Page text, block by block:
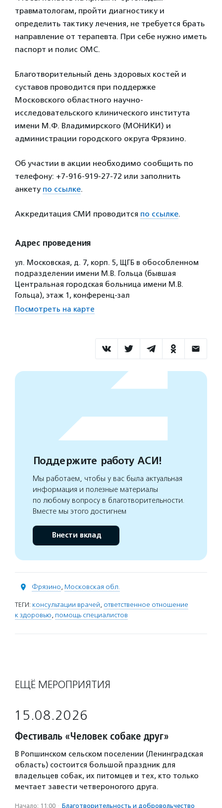
травматологам, пройти диагностику и
определить тактику лечения, не требуется брать
направление от терапевта. При себе нужно иметь
паспорт и полис ОМС.
Благотворительный день здоровых костей и
суставов проводится при поддержке
Московского областного научно-
исследовательского клинического института
имени М.Ф. Владимирского (МОНИКИ) и
администрации городского округа Фрязино.
Об участии в акции необходимо сообщить по
телефону: +7-916-919-27-72 или заполнить
анкету по ссылке.
Аккредитация СМИ проводится по ссылке.
Адрес проведения
ул. Московская, д. 7, корп. 5, ЩГБ в обособленном
подразделении имени М.В. Гольца (бывшая
Центральная городская больница имени М.В.
Гольца), этаж 1, конференц-зал
Посмотреть на карте
Поддержите работу АСИ!
Мы работаем, чтобы у вас была актуальная
информация и полезные материалы
по любому вопросу в благотворительности.
Вместе мы этого достигнем
Внести вклад
Фрязино, Московская обл.
ТЕГИ: консультации врачей, ответственное отношение
к здоровью, помощь специалистов
ЕЩЁ МЕРОПРИЯТИЯ
15.08.2026
Фестиваль «Человек собаке друг»
В Ропшинском сельском поселении (Ленинградская
область) состоится большой праздник для
владельцев собак, их питомцев и тех, кто только
мечтает завести четвероногого друга.
Начало: 11:00 · Благотвори­тель­ность и доброволь­чест­во